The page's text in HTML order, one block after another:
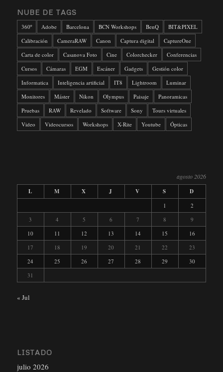
NUBE DE TAGS
360º Adobe Barcelona BCN Workshops BenQ
BIT&PIXEL
Calibración
CameraRAW Canon Captura digital
CaptureOne
Carta de color
Casanova Foto Cine Colorchecker
Conferencias
Cursos
Cámaras EGM Escáner Gadgets
Gestión color
Informatica
Inteligencia artificial IT8 Lightroom
Luminar
Monitores
Máster Nikon Olympus Paisaje
Panoramicas
Pruebas
RAW Revelado Software Sony
Tours virtuales
Video
Videocursos Workshops X-Rite Youtube Ópticas
agosto 2026
L
M X J V S D
1
2
3
4 5 6 7 8
9
10
11 12 13 14 15
16
17
18 19 20 21 22
23
24
25 26 27 28 29
30
31
« Jul
LISTADO
julio 2026